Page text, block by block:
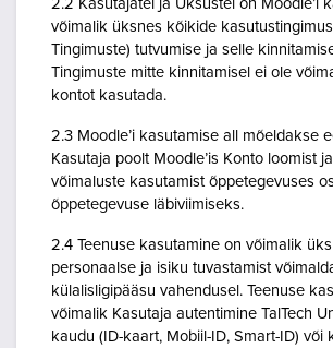
2.2 Kasutajatel ja Üksustel on Moodle’i
võimalik üksnes kõikide
Tingimuste) tutvumise ja selle
Tingimuste mitte kinnitamisel ei ole
kontot kasutada.
2.3 Moodle’i kasutamise all mõeldakse
Kasutaja poolt Moodle’is Konto loomist
võimaluste kasutamist õppetegevuses
õppetegevuse läbiviimiseks.
2.4 Teenuse kasutamine on võimalik
personaalse ja isiku tuvastamist
külalisligipääsu vahendusel. Teenuse
võimalik Kasutaja autentimine TalTech
kaudu (ID-kaart, Mobiil-ID, Smart-ID) või